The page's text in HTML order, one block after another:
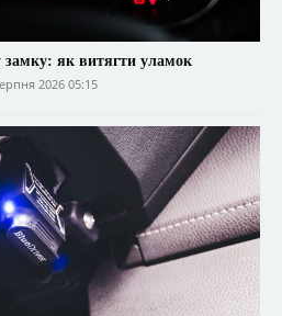
як витягти уламок
2026 05:15